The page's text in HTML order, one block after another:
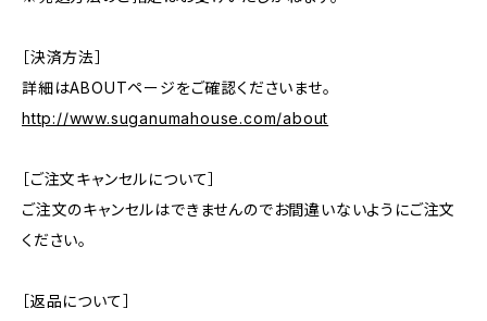
［決済方法］
詳細はABOUTページをご確認くださいませ。
http://www.suganumahouse.com/about
［ご注文キャンセルについて］
ご注文のキャンセルはできませんのでお間違いないようにご注文
ください。
［返品について］